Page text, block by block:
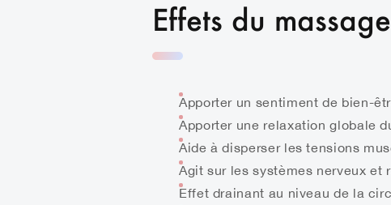
Effets du massage
Apporter un sentiment de bien-
Apporter une relaxation globale
Aide à disperser les tensions
Agit sur les systèmes nerveux et
Effet drainant au niveau de la